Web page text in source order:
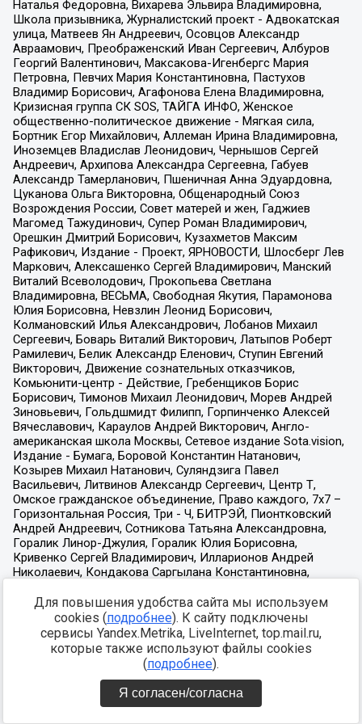
Для повышения удобства сайта мы используем
cookies (подробнее). К сайту подключены
сервисы Yandex.Metrika, LiveInternet, top.mail.ru,
которые также используют файлы cookies
(подробнее).
Я согласен/согласна